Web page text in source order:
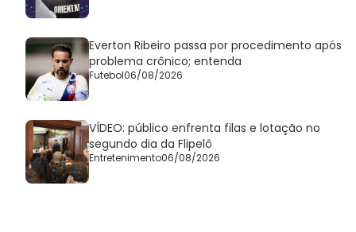
Everton Ribeiro passa por procedimento após
problema crônico; entenda
Futebol06/08/2026
VÍDEO: público enfrenta filas e lotação no
segundo dia da Flipelô
Entretenimento06/08/2026